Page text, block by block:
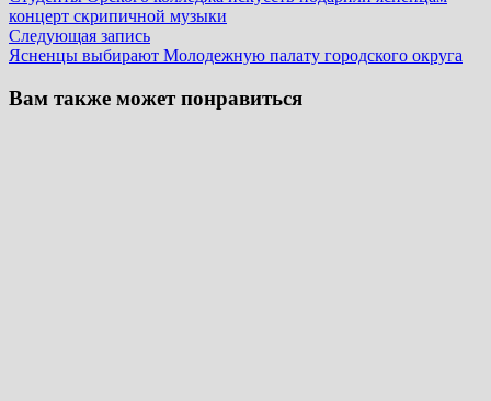
по
записям
концерт скрипичной музыки
Следующая записьСледующая
запись:
Ясненцы выбирают Молодежную палату городского округа
Вам также может понравиться